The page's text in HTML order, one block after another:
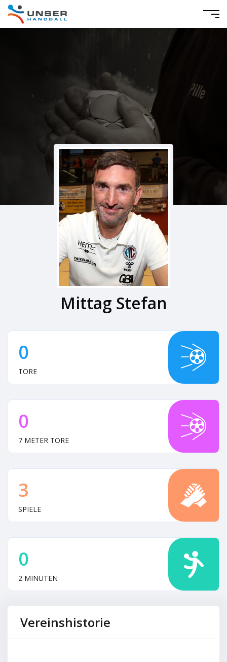
Mittag Stefan
0
TORE
0
7 METER TORE
3
SPIELE
0
2 MINUTEN
Vereinshistorie